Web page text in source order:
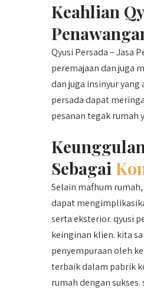
Keahlian
Qyusi Persada – Jasa
peremajaan dan juga
dan juga insinyur
persada dapat
pesanan tegak rumah
Sebagai
Selain mafhum
dapat
serta eksterior. qyusi
keinginan klien. kita
penyempuraan oleh
terbaik dalam pabrik
rumah dengan